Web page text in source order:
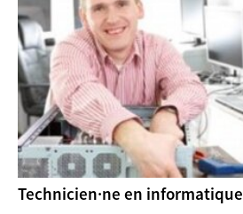
Technicien·ne en informatique